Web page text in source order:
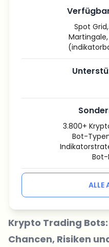
Spot
3.800+
Bot-
Bot-
ALLE
Krypto Trading
Chancen, Risiken